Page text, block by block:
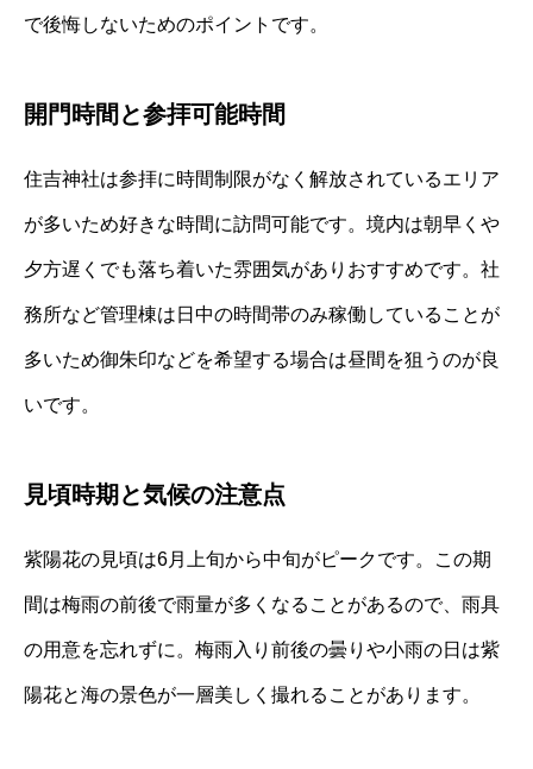
で後悔しないためのポイントです。
開門時間と参拝可能時間
住吉神社は参拝に時間制限がなく解放されているエリア
が多いため好きな時間に訪問可能です。境内は朝早くや
夕方遅くでも落ち着いた雰囲気がありおすすめです。社
務所など管理棟は日中の時間帯のみ稼働していることが
多いため御朱印などを希望する場合は昼間を狙うのが良
いです。
見頃時期と気候の注意点
紫陽花の見頃は6月上旬から中旬がピークです。この期
間は梅雨の前後で雨量が多くなることがあるので、雨具
の用意を忘れずに。梅雨入り前後の曇りや小雨の日は紫
陽花と海の景色が一層美しく撮れることがあります。